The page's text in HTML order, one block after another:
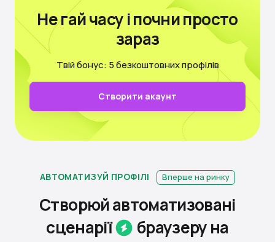
Не гай часуі почни просто
зараз
Твій бонус: 5 безкоштовних профілів
Створити акаунт
АВТОМАТИЗУЙ ПРОФІЛІ Вперше на ринку
Створюй автоматизовані
сценарії
браузеру на